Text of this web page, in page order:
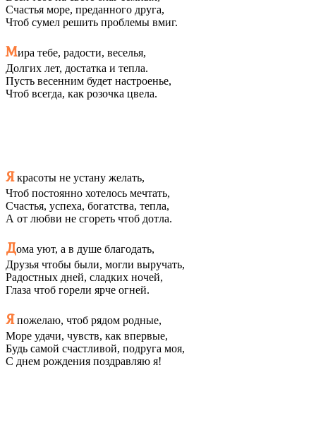
Счастья море, преданного друга,
Чтоб сумел решить проблемы вмиг.
Мира тебе, радости, веселья,
Долгих лет, достатка и тепла.
Пусть весенним будет настроенье,
Чтоб всегда, как розочка цвела.
Якрасоты не устану желать,
Чтоб постоянно хотелось мечтать,
Счастья, успеха, богатства, тепла,
А от любви не сгореть чтоб дотла.
Дома уют, а в душе благодать,
Друзья чтобы были, могли выручать,
Радостных дней, сладких ночей,
Глаза чтоб горели ярче огней.
Япожелаю, чтоб рядом родные,
Море удачи, чувств, как впервые,
Будь самой счастливой, подруга моя,
С днем рождения поздравляю я!